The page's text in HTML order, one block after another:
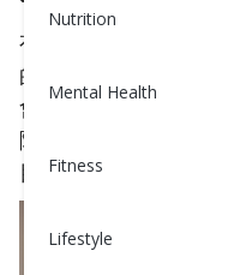
Nutrition
Mental Health
Fitness
Lifestyle
有些人可能需要更嚴
的下限為目標。然而
會和環境因素及其他
險的。請諮詢你的醫
目標最適合你。